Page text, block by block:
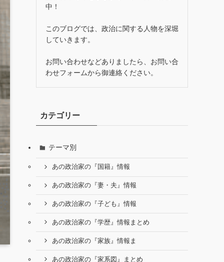
中！
このブログでは、政治に関する人物を深堀
していきます。
お問い合わせなどありましたら、お問い合
わせフォームから御連絡ください。
カテゴリー
テーマ別
あの政治家の『国籍』情報
あの政治家の『妻・夫』情報
あの政治家の『子ども』情報
あの政治家の『学歴』情報まとめ
あの政治家の『家族』情報ま
あの政治家の『家系図』まとめ